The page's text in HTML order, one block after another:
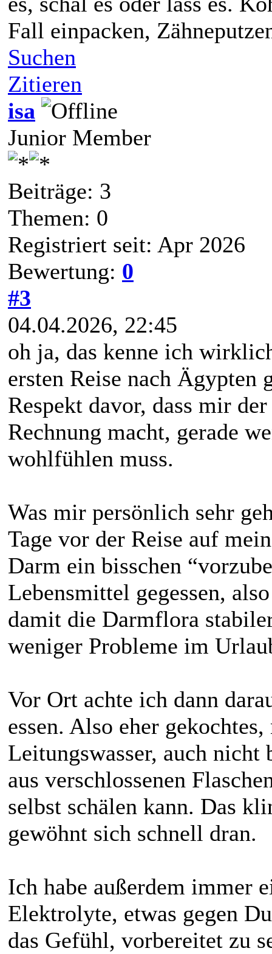
Fall einpacken,
Suchen
Zitieren
isa
Junior Member
Beiträge: 3
Themen: 0
Registriert seit: Apr 2026
Bewertung: 0
#3
04.04.2026, 22:45
oh ja, das kenne ich
ersten Reise nach Ägypten
Respekt davor, dass mir
Rechnung macht, gerade
wohlfühlen muss.
Was mir persönlich sehr
Tage vor der Reise auf
Darm ein bisschen
Lebensmittel gegessen,
damit die Darmflora
weniger Probleme im
Vor Ort achte ich dann
essen. Also eher
Leitungswasser, auch nicht
aus verschlossenen
selbst schälen kann. Das
gewöhnt sich schnell dran.
Ich habe außerdem immer
Elektrolyte, etwas gegen
das Gefühl, vorbereitet zu